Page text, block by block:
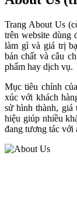
Trang About Us
trên website dùng
làm gì và giá trị
bản chất và câu
phẩm hay dịch vụ.
Mục tiêu chính
xúc với khách
sử hình thành,
hiệu giúp nhiều
đang tương tác với